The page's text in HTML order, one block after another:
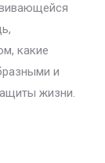
какие
и
жизни.